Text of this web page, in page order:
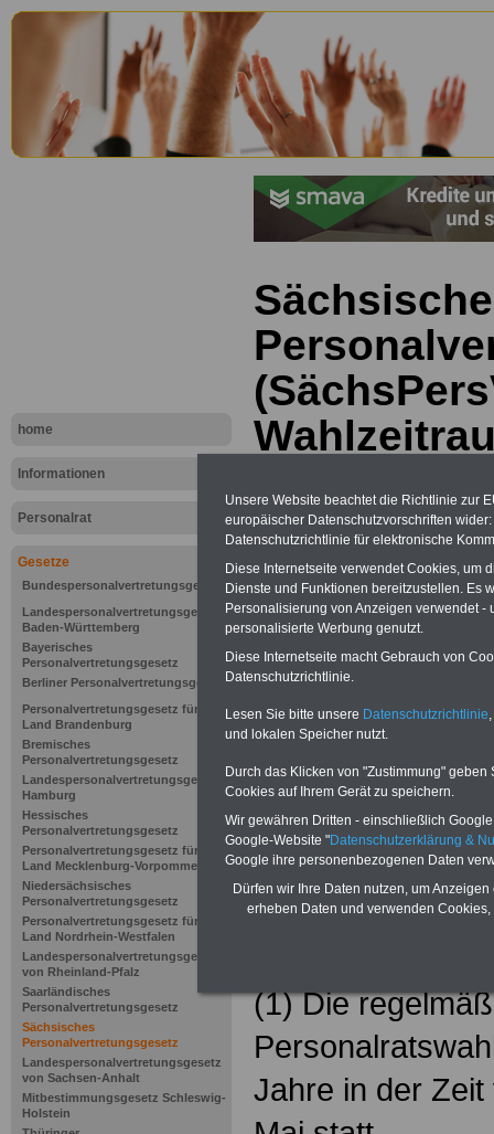
home
Informationen
Personalrat
Gesetze
Bundespersonalvertretungsgesetz
Landespersonalvertretungsgesetz
Baden-Württemberg
Bayerisches
Personalvertretungsgesetz
Berliner Personalvertretungsgesetz
Personalvertretungsgesetz für das
Land Brandenburg
Bremisches
Personalvertretungsgesetz
Landespersonalvertretungsgesetz
Hamburg
Hessisches
Personalvertretungsgesetz
Personalvertretungsgesetz für das
Land Mecklenburg-Vorpommern
Niedersächsisches
Personalvertretungsgesetz
Personalvertretungsgesetz für das
Land Nordrhein-Westfalen
Landespersonalvertretungsgesetz
von Rheinland-Pfalz
Saarländisches
Personalvertretungsgesetz
Sächsisches
Personalvertretungsgesetz
Landespersonalvertretungsgesetz
von Sachsen-Anhalt
Mitbestimmungsgesetz Schleswig-
Holstein
Zur Übersicht
(1) Die
Jahre in der
Unsere Website beachtet die Richtlinie zur
europäischer Datenschutzvorschriften
Datenschutzrichtlinie für elektronische
Diese Internetseite verwendet Cookies, um
Dienste und Funktionen bereitzustellen. Es
Personalisierung von Anzeigen verwendet
personalisierte Werbung genutzt.
Diese Internetseite macht Gebrauch von
Datenschutzrichtlinie.
Lesen Sie bitte unsere Datenschutzrichtlinie
und lokalen Speicher nutzt.
Durch das Klicken von "Zustimmung"
Cookies auf Ihrem Gerät zu speichern.
Wir gewähren Dritten - einschließlich
Google-Website "Datenschutzerklärung &
Google ihre personenbezogenen Daten
Dürfen wir Ihre Daten nutzen, um
erheben Daten und verwenden